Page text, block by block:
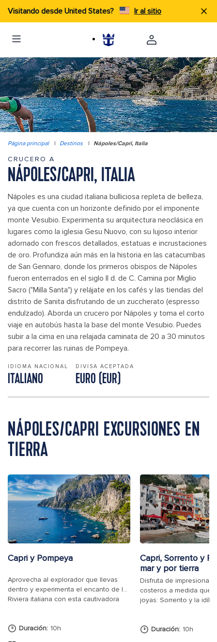
Visitando desde United States? Ir al sitio
Página principal | Destinos | Nápoles/Capri, Italia
CRUCERO A
NÁPOLES/CAPRI, ITALIA
Nápoles es una ciudad italiana bulliciosa repleta de belleza,
ya que cuenta con un horizonte definido por el imponente
monte Vesubio. Experimenta su arquitectura neoclásica en
lugares como la iglesia Gesu Nuovo, con su lujoso interior
adornado con frescos detallados, estatuas e incrustaciones
de oro. Profundiza aún más en la historia en las catacumbas
de San Gennaro, donde los primeros obispos de Nápoles
fueron enterrados en el siglo II d. de C. Camina por Miglio
Sacro ("Milla Santa") y relájate en los cafés y las tiendas del
distrito de Sanita disfrutando de un zuccherato (espresso
endulzado). Aborda un crucero por Nápoles y toma el corto
viaje en autobús hasta la base del monte Vesubio. Puedes
subir a la cima en una relajada caminata de 20 a 30 minutos
para recorrer las ruinas de Pompeya.
IDIOMA NACIONAL
ITALIANO
DIVISA ACEPTADA
EURO (EUR)
NÁPOLES/CAPRI EXCURSIONES EN
TIERRA